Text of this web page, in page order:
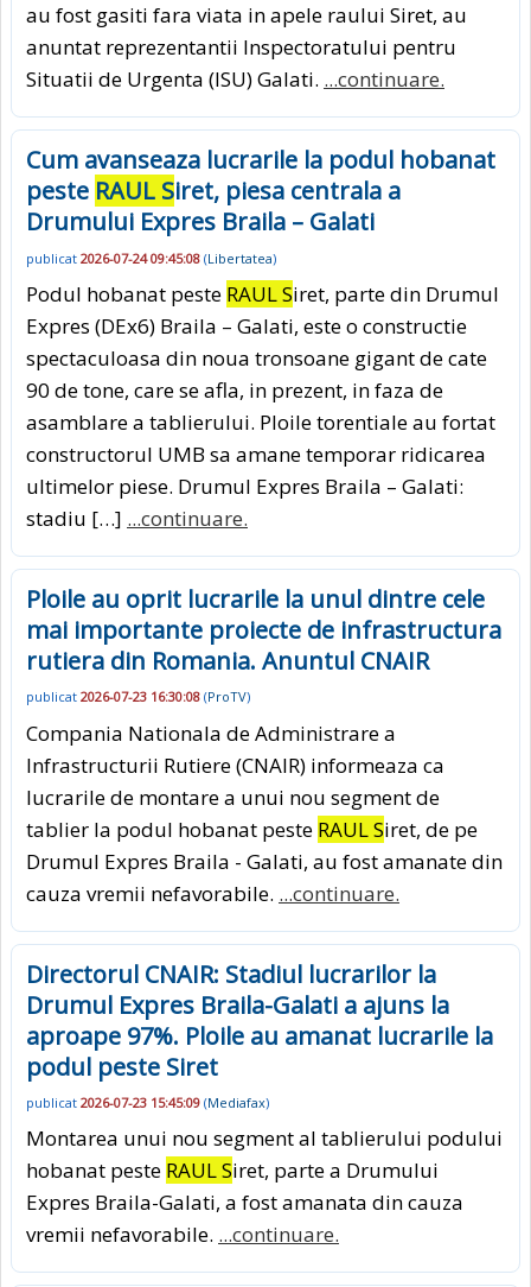
au fost gasiti fara viata in apele raului Siret, au
anuntat reprezentantii Inspectoratului pentru
Situatii de Urgenta (ISU) Galati. ...continuare.
Cum avanseaza lucrarile la podul hobanat
peste RAUL Siret, piesa centrala a
Drumului Expres Braila – Galati
publicat 2026-07-24 09:45:08 (Libertatea)
Podul hobanat peste RAUL Siret, parte din Drumul
Expres (DEx6) Braila – Galati, este o constructie
spectaculoasa din noua tronsoane gigant de cate
90 de tone, care se afla, in prezent, in faza de
asamblare a tablierului. Ploile torentiale au fortat
constructorul UMB sa amane temporar ridicarea
ultimelor piese. Drumul Expres Braila – Galati:
stadiu […] ...continuare.
Ploile au oprit lucrarile la unul dintre cele
mai importante proiecte de infrastructura
rutiera din Romania. Anuntul CNAIR
publicat 2026-07-23 16:30:08 (ProTV)
Compania Nationala de Administrare a
Infrastructurii Rutiere (CNAIR) informeaza ca
lucrarile de montare a unui nou segment de
tablier la podul hobanat peste RAUL Siret, de pe
Drumul Expres Braila - Galati, au fost amanate din
cauza vremii nefavorabile. ...continuare.
Directorul CNAIR: Stadiul lucrarilor la
Drumul Expres Braila-Galati a ajuns la
aproape 97%. Ploile au amanat lucrarile la
podul peste Siret
publicat 2026-07-23 15:45:09 (Mediafax)
Montarea unui nou segment al tablierului podului
hobanat peste RAUL Siret, parte a Drumului
Expres Braila-Galati, a fost amanata din cauza
vremii nefavorabile. ...continuare.